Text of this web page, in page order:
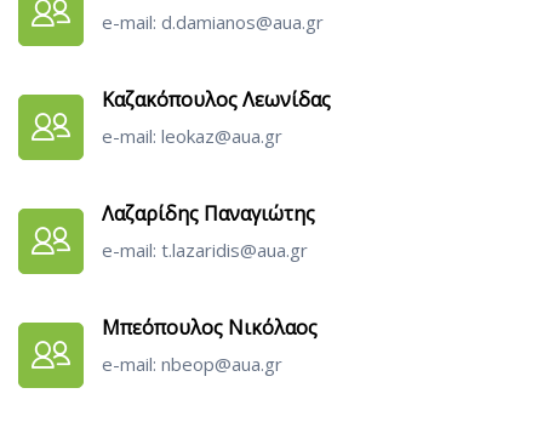
e-mail: d.damianos@aua.gr
Καζακόπουλος Λεωνίδας
e-mail: leokaz@aua.gr
Λαζαρίδης Παναγιώτης
e-mail: t.lazaridis@aua.gr
Μπεόπουλος Νικόλαος
e-mail: nbeop@aua.gr